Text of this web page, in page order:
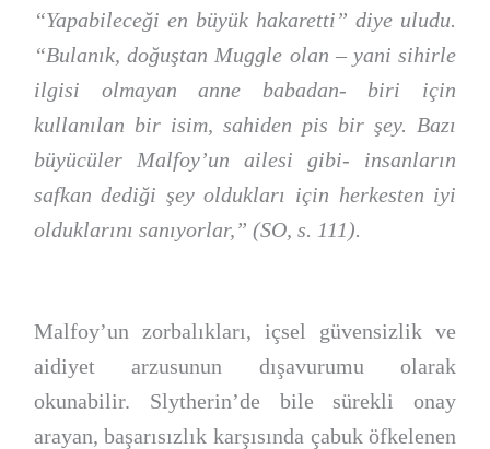
“Yapabileceği en büyük hakaretti” diye uludu.
“Bulanık, doğuştan Muggle olan – yani sihirle
ilgisi olmayan anne babadan- biri için
kullanılan bir isim, sahiden pis bir şey. Bazı
büyücüler Malfoy’un ailesi gibi- insanların
safkan dediği şey oldukları için herkesten iyi
olduklarını sanıyorlar,” (SO, s. 111).
Malfoy’un zorbalıkları, içsel güvensizlik ve
aidiyet arzusunun dışavurumu olarak
okunabilir. Slytherin’de bile sürekli onay
arayan, başarısızlık karşısında çabuk öfkelenen